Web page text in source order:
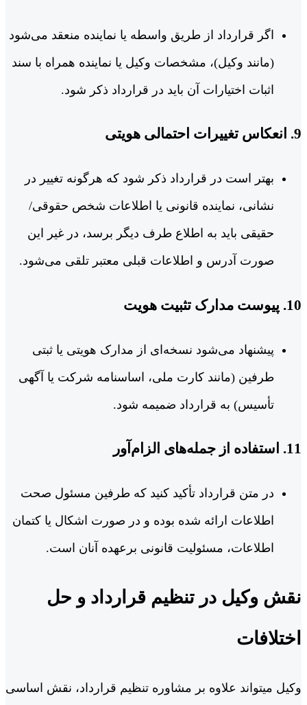
اگر قرارداد از طریق واسطه یا نماینده منعقد می‌شود
(مانند وکیل)، مشخصات وکیل یا نماینده همراه با سند
اثبات اختیارات آن باید در قرارداد ذکر شود.
9. انعکاس تغییرات احتمالی هویتی
بهتر است در قرارداد ذکر شود که هرگونه تغییر در
نشانی، نماینده قانونی یا اطلاعات شخص حقوقی/
حقیقی باید به اطلاع طرف دیگر برسد، در غیر این
صورت آدرس و اطلاعات قبلی معتبر تلقی می‌شود.
10. پیوست مدارک تثبیت هویت
پیشنهاد می‌شود نسخه‌ای از مدارک هویتی یا ثبتی
طرفین (مانند کارت ملی، اساسنامه شرکت یا آگهی
تأسیس) به قرارداد ضمیمه شود.
11. استفاده از جمله‌های الزام‌آور
در متن قرارداد تأکید کنید که طرفین مسئول صحت
اطلاعات ارائه‌ شده بوده و در صورت اشکال یا کتمان
اطلاعات، مسئولیت قانونی برعهده آنان است.
نقش وکیل در تنظیم قرارداد و حل
اختلافات
وکیل میتواند علاوه بر مشاوره تنظیم قرارداد، نقش اساسی